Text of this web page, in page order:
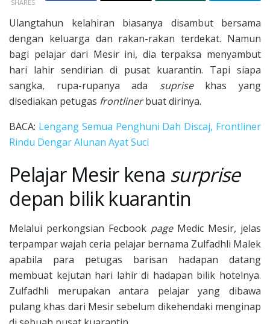
SHARES
Ulangtahun kelahiran biasanya disambut bersama
dengan keluarga dan rakan-rakan terdekat. Namun
bagi pelajar dari Mesir ini, dia terpaksa menyambut
hari lahir sendirian di pusat kuarantin. Tapi siapa
sangka, rupa-rupanya ada suprisekhas yang
disediakan petugas frontlinerbuat dirinya.
BACA: Lengang Semua Penghuni Dah Discaj, Frontliner
Rindu Dengar Alunan Ayat Suci
Pelajar Mesir kena surprise
depan bilik kuarantin
Melalui perkongsian Fecbook pageMedic Mesir, jelas
terpampar wajah ceria pelajar bernama Zulfadhli Malek
apabila para petugas barisan hadapan datang
membuat kejutan hari lahir di hadapan bilik hotelnya.
Zulfadhli merupakan antara pelajar yang dibawa
pulang khas dari Mesir sebelum dikehendaki menginap